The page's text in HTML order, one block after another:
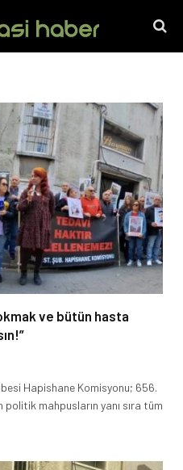
ve bütün hasta
Hapishane Komisyonu; 656.
politik mahpusların yanı sıra tüm